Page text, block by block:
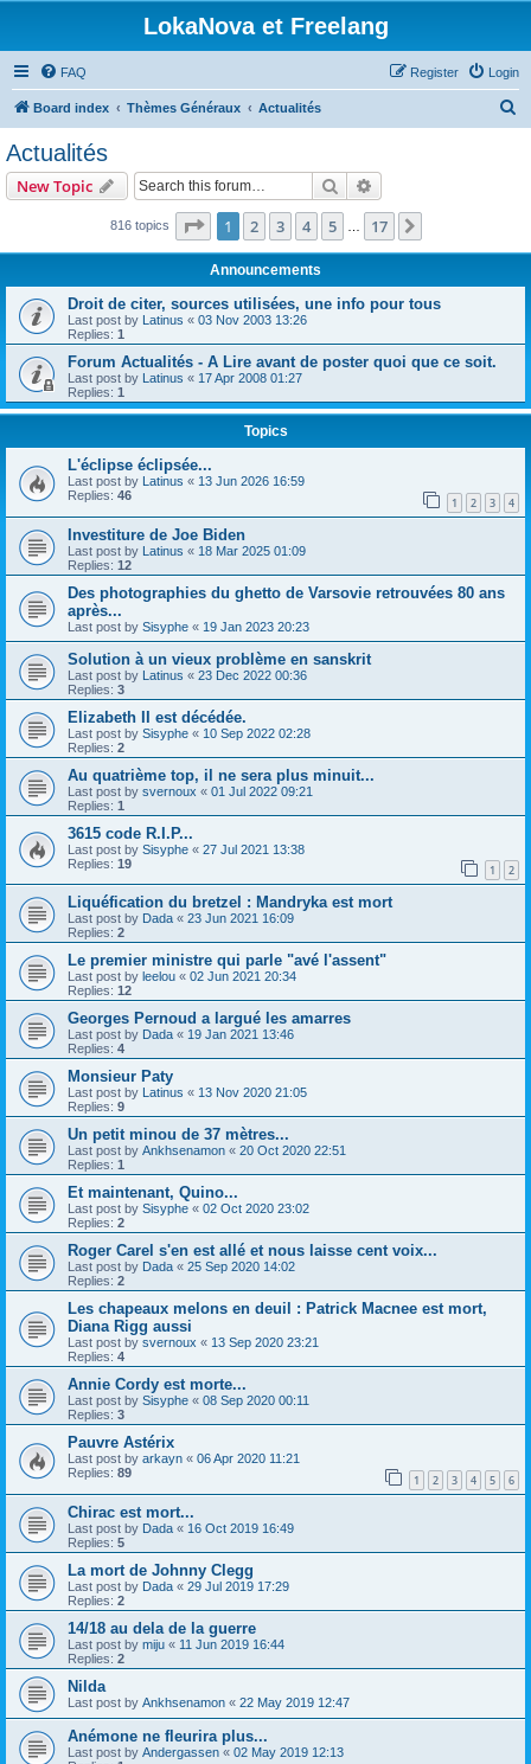
LokaNova et Freelang
FAQ Login
Register
Board index Thèmes Généraux Actualités
Actualités
New Topic Search
816 topics Page 1of 17
1 2 3 4 5 17
Announcements
Droit de citer, sources utilisées, une info pour tous
Last post by Latinus « 03 Nov 2003 13:26
Replies: 1
Forum Actualités - A Lire avant de poster quoi que ce soit.
Last post by Latinus « 17 Apr 2008 01:27
Replies: 1
Topics
L'éclipse éclipsée...
Last post by Latinus « 13 Jun 2026 16:59
Replies: 46 1 2 3 4
Investiture de Joe Biden
Last post by Latinus « 18 Mar 2025 01:09
Replies: 12
Des photographies du ghetto de Varsovie retrouvées 80 ans
après...
Last post by Sisyphe « 19 Jan 2023 20:23
Solution à un vieux problème en sanskrit
Last post by Latinus « 23 Dec 2022 00:36
Replies: 3
Elizabeth II est décédée.
Last post by Sisyphe « 10 Sep 2022 02:28
Replies: 2
Au quatrième top, il ne sera plus minuit...
Last post by svernoux « 01 Jul 2022 09:21
Replies: 1
3615 code R.I.P...
Last post by Sisyphe « 27 Jul 2021 13:38
Replies: 19 1 2
Liquéfication du bretzel : Mandryka est mort
Last post by Dada « 23 Jun 2021 16:09
Replies: 2
Le premier ministre qui parle "avé l'assent"
Last post by leelou « 02 Jun 2021 20:34
Replies: 12
Georges Pernoud a largué les amarres
Last post by Dada « 19 Jan 2021 13:46
Replies: 4
Monsieur Paty
Last post by Latinus « 13 Nov 2020 21:05
Replies: 9
Un petit minou de 37 mètres...
Last post by Ankhsenamon « 20 Oct 2020 22:51
Replies: 1
Et maintenant, Quino...
Last post by Sisyphe « 02 Oct 2020 23:02
Replies: 2
Roger Carel s'en est allé et nous laisse cent voix...
Last post by Dada « 25 Sep 2020 14:02
Replies: 2
Les chapeaux melons en deuil : Patrick Macnee est mort,
Diana Rigg aussi
Last post by svernoux « 13 Sep 2020 23:21
Replies: 4
Annie Cordy est morte...
Last post by Sisyphe « 08 Sep 2020 00:11
Replies: 3
Pauvre Astérix
Last post by arkayn « 06 Apr 2020 11:21
Replies: 89 1 2 3 4 5 6
Chirac est mort...
Last post by Dada « 16 Oct 2019 16:49
Replies: 5
La mort de Johnny Clegg
Last post by Dada « 29 Jul 2019 17:29
Replies: 2
14/18 au dela de la guerre
Last post by miju « 11 Jun 2019 16:44
Replies: 2
Nilda
Last post by Ankhsenamon « 22 May 2019 12:47
Anémone ne fleurira plus...
Last post by Andergassen « 02 May 2019 12:13